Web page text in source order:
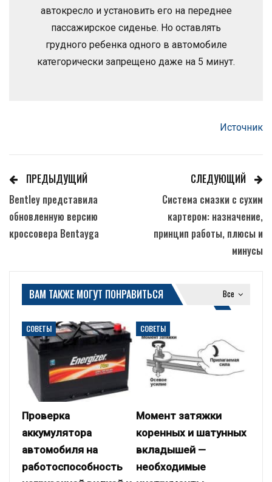
автокресло и установить его на переднее
пассажирское сиденье. Но оставлять
грудного ребенка одного в автомобиле
категорически запрещено даже на 5 минут.
Источник
ПРЕДЫДУЩИЙ
Bentley представила
обновленную версию
кроссовера Bentayga
СЛЕДУЮЩИЙ
Система смазки с сухим
картером: назначение,
принцип работы, плюсы и
минусы
Все
ВАМ ТАКЖЕ МОГУТ ПОНРАВИТЬСЯ
СОВЕТЫ
Проверка
аккумулятора
автомобиля на
работоспособность
СОВЕТЫ
Момент затяжки
коренных и шатунных
вкладышей —
необходимые